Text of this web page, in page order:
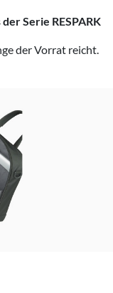
Serie RESPARK
der Vorrat reicht.